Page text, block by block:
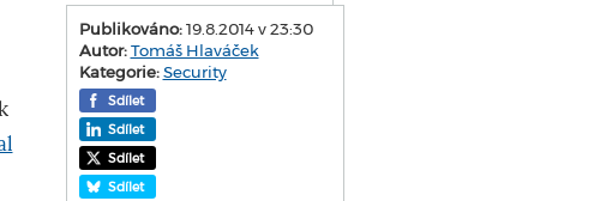
Publikováno:19.8.2014 v 23:30
Autor: Tomáš Hlaváček
Kategorie: Security
Sdílet
Sdílet
Sdílet
Sdílet